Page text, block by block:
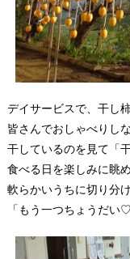
デイサービスで、干し
皆さんでおしゃべりし
干しているのを見て「
食べる日を楽しみに眺
軟らかいうちに切り分
「もう一つちょうだい